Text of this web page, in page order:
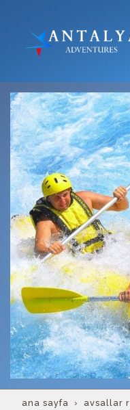
ana sayfa avsallar